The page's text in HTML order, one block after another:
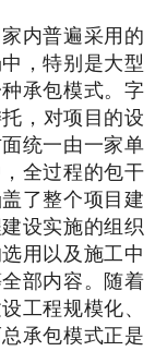
内普遍采用的
，特别是大型
承包模式。字
，对项目的设
统一由一家单
全过程的包干
了整个项目建
设实施的组织
用以及施工中
部内容。随着
工程规模化、
承包模式正是